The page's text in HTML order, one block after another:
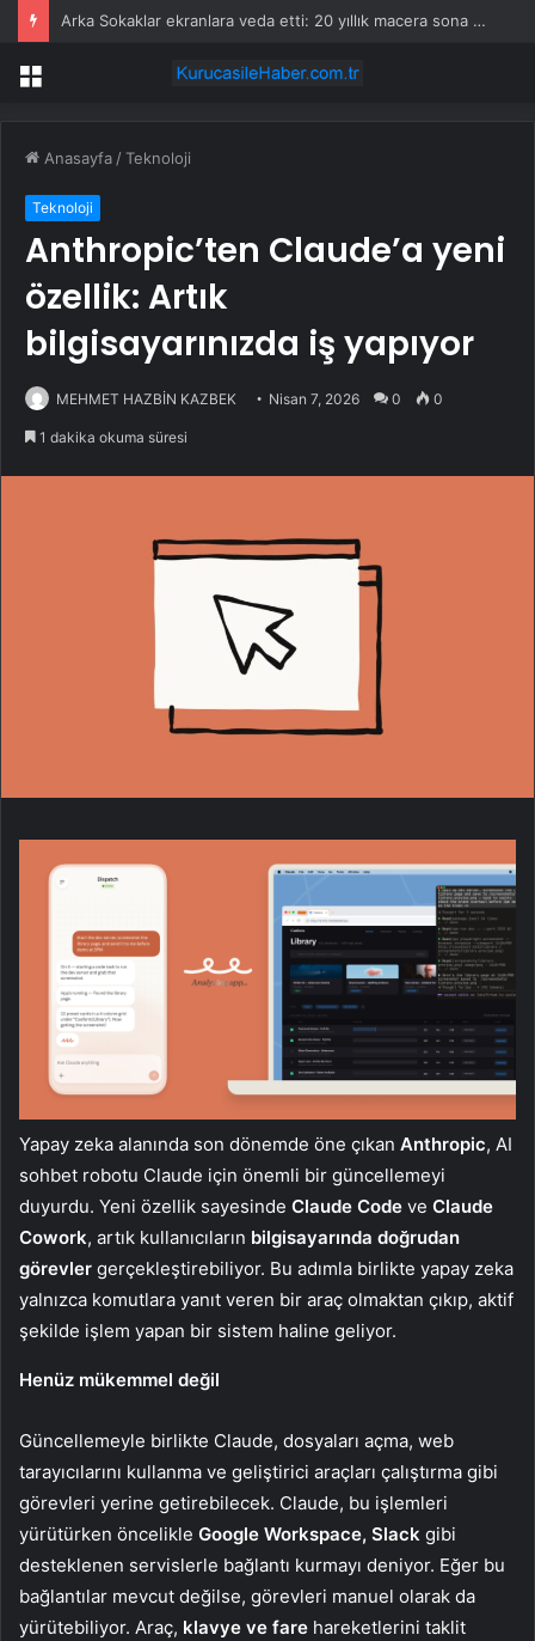
Arka Sokaklar ekranlara veda etti: 20 yıllık macera sona erdi
Menü
Anasayfa /Teknoloji
Teknoloji
Anthropic’ten Claude’a yeni
özellik: Artık
bilgisayarınızda iş yapıyor
MEHMET HAZBİN KAZBEK Nisan 7, 2026 0 0
1 dakika okuma süresi
Yapay zeka alanında son dönemde öne çıkan Anthropic, AI
sohbet robotu Claude için önemli bir güncellemeyi
duyurdu. Yeni özellik sayesinde Claude Code ve Claude
Cowork, artık kullanıcıların bilgisayarında doğrudan
görevler gerçekleştirebiliyor. Bu adımla birlikte yapay zeka
yalnızca komutlara yanıt veren bir araç olmaktan çıkıp, aktif
şekilde işlem yapan bir sistem haline geliyor.
Henüz mükemmel değil
Güncellemeyle birlikte Claude, dosyaları açma, web
tarayıcılarını kullanma ve geliştirici araçları çalıştırma gibi
görevleri yerine getirebilecek. Claude, bu işlemleri
yürütürken öncelikle Google Workspace, Slack gibi
desteklenen servislerle bağlantı kurmayı deniyor. Eğer bu
bağlantılar mevcut değilse, görevleri manuel olarak da
yürütebiliyor. Araç, klavye ve fare hareketlerini taklit